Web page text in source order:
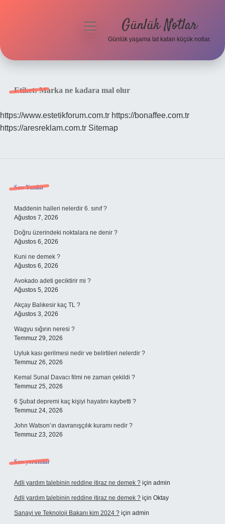
Hakkımızda
menüyü
Günlük Notlar
Günlük yaşama tat katan küçük notlar.
Etiket:Marka ne kadara mal olur
https://www.estetikforum.com.tr https://bonaffee.com.tr
https://aresreklam.com.tr Sitemap
Sidebar
Son Yazılar
Maddenin halleri nelerdir 6. sınıf ?
Ağustos 7, 2026
Doğru üzerindeki noktalara ne denir ?
Ağustos 6, 2026
Kuni ne demek ?
Ağustos 6, 2026
Avokado adeti geciktirir mi ?
Ağustos 5, 2026
Akçay Balıkesir kaç TL ?
Ağustos 3, 2026
Wagyu sığırın neresi ?
Temmuz 29, 2026
Uyluk kası gerilmesi nedir ve belirtileri nelerdir ?
Temmuz 26, 2026
Kemal Sunal Davacı filmi ne zaman çekildi ?
Temmuz 25, 2026
6 Şubat depremi kaç kişiyi hayatını kaybetti ?
Temmuz 24, 2026
John Watson’ın davranışçılık kuramı nedir ?
Temmuz 23, 2026
Son yorumlar
Adli yardım talebinin reddine itiraz ne demek ? için admin
Adli yardım talebinin reddine itiraz ne demek ? için Oktay
Sanayi ve Teknoloji Bakanı kim 2024 ? için admin